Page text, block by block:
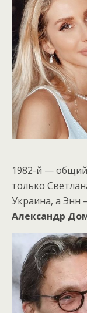
1982-й —
только
Украина, а
Александр